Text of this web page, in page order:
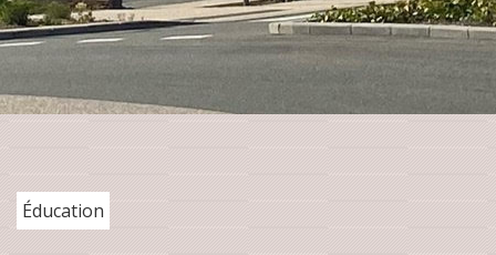
Éducation